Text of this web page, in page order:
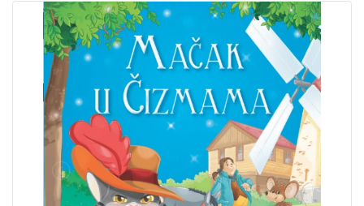
KNJIGE
PRIBOR
I
OPREMA
NARUČI
UDŽBENIKE!
KONTAKT